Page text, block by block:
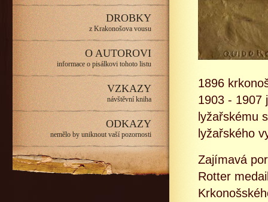
DROBKY
z Krakonošova vousu
O AUTOROVI
informace o pisálkovi tohoto listu
VZKAZY
návštěvní kniha
ODKAZY
nemělo by uniknout vaší pozornosti
1896
1903 - 1907
lyžařskému
lyžařského
Zajímavá
Rotter